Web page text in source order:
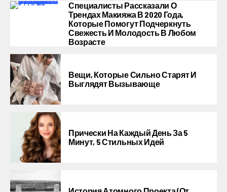
Специалисты Рассказали О
Трендах Макияжа В 2020 Года,
Которые Помогут Подчеркнуть
Свежесть И Молодость В Любом
Возрасте
Вещи, Которые Сильно Старят И
Выглядят Вызывающе
Прически На Каждый День За 5
Минут, 5 Стильных Идей